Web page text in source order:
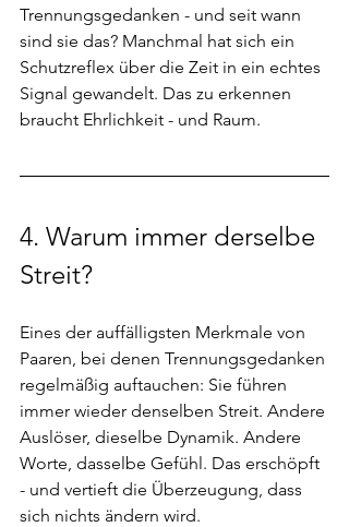
Trennungsgedanken - und seit wann
sind sie das? Manchmal hat sich ein
Schutzreflex über die Zeit in ein echtes
Signal gewandelt. Das zu erkennen
braucht Ehrlichkeit - und Raum.
4. Warum immer derselbe
Streit?
Eines der auffälligsten Merkmale von
Paaren, bei denen Trennungsgedanken
regelmäßig auftauchen: Sie führen
immer wieder denselben Streit. Andere
Auslöser, dieselbe Dynamik. Andere
Worte, dasselbe Gefühl. Das erschöpft
- und vertieft die Überzeugung, dass
sich nichts ändern wird.